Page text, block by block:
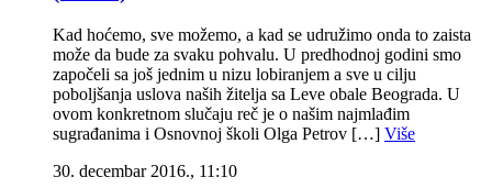
Kad hoćemo, sve možemo, a kad se udružimo onda to zaista
može da bude za svaku pohvalu. U predhodnoj godini smo
započeli sa još jednim u nizu lobiranjem a sve u cilju
poboljšanja uslova naših žitelja sa Leve obale Beograda. U
ovom konkretnom slučaju reč je o našim najmlađim
sugrađanima i Osnovnoj školi Olga Petrov […] Više
30. decembar 2016., 11:10